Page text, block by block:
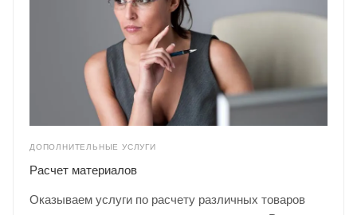
ДОПОЛНИТЕЛЬНЫЕ УСЛУГИ
Расчет материалов
Оказываем услуги по расчету различных товаров